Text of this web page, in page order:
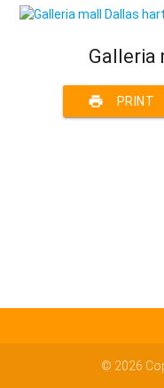
Galleria
print PRINT
© 2026